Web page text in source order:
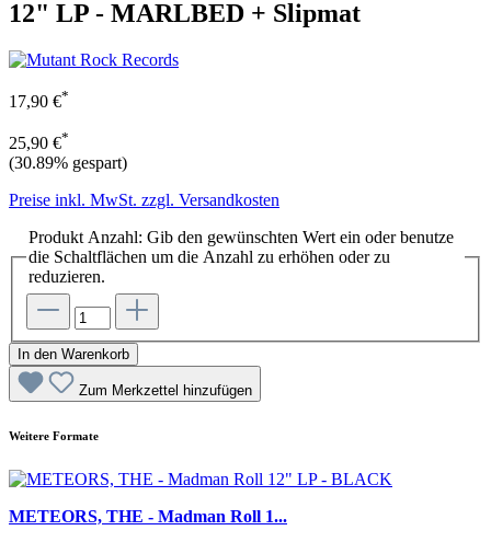
12" LP - MARLBED + Slipmat
17,90 €*
25,90 €*
(30.89% gespart)
Preise inkl. MwSt. zzgl. Versandkosten
Produkt Anzahl: Gib den gewünschten Wert ein oder benutze
die Schaltflächen um die Anzahl zu erhöhen oder zu
reduzieren.
In den Warenkorb
Zum Merkzettel hinzufügen
Weitere Formate
METEORS, THE - Madman Roll 1...